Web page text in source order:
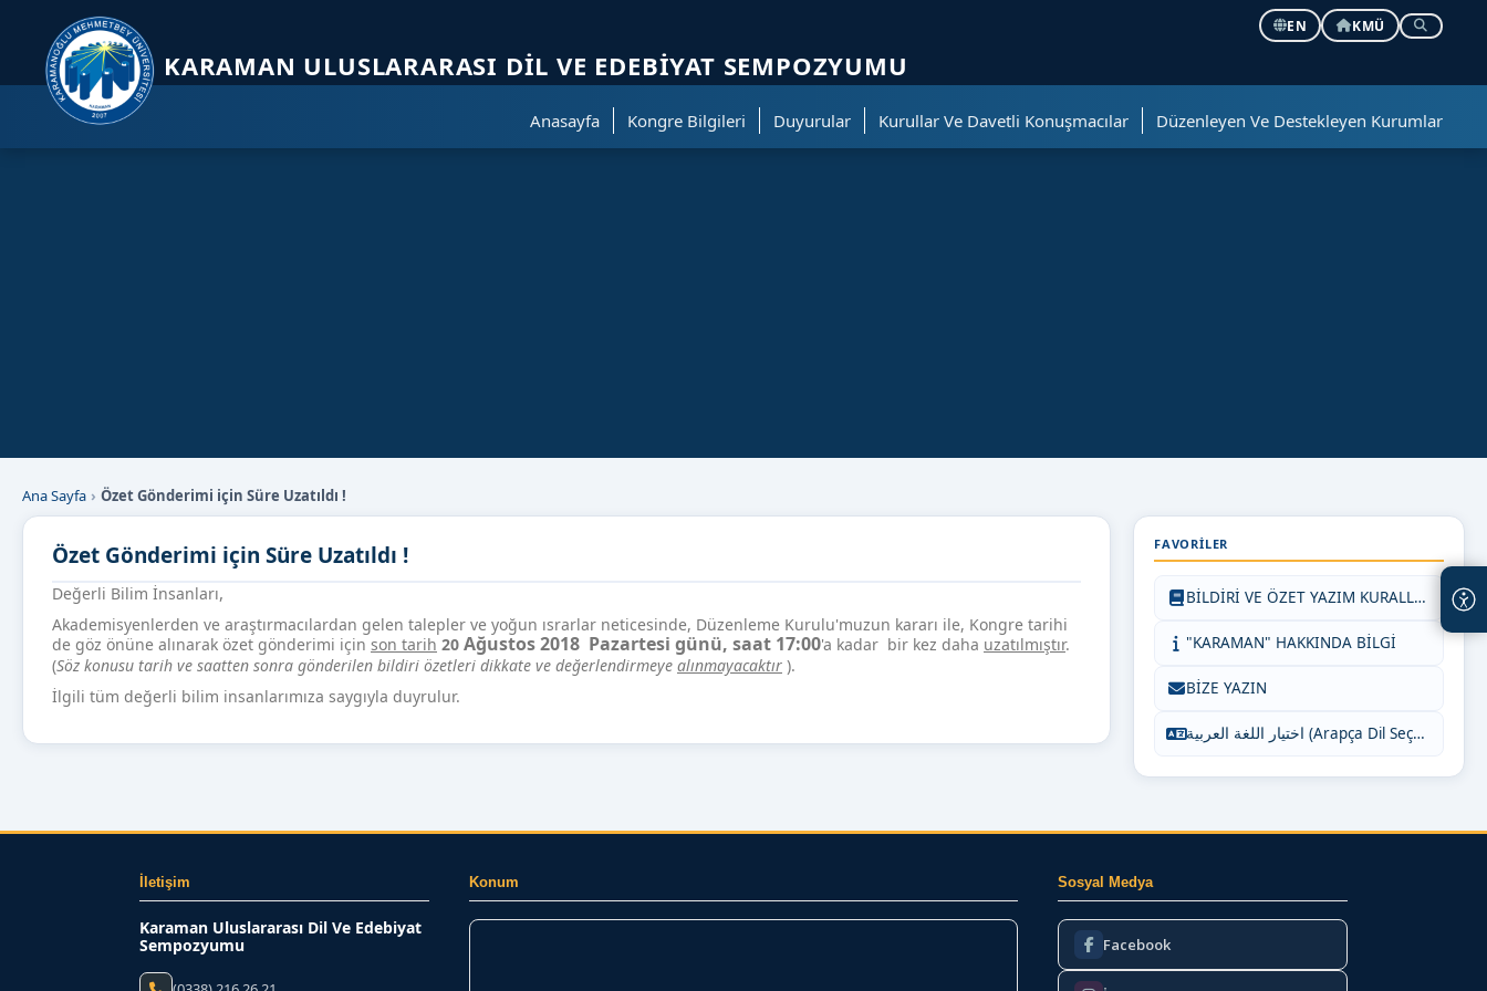
EN
KMÜ
KARAMAN ULUSLARARASI DIL VE EDEBIYAT SEMPOZYUMU
Anasayfa Kongre Bilgileri Duyurular Kurullar Ve Davetli Konuşmacılar Düzenleyen Ve Destekleyen Kurumlar
Ana Sayfa Özet Gönderimi için Süre Uzatıldı !
Özet Gönderimi için Süre Uzatıldı !
Değerli Bilim İnsanları,
Akademisyenlerden ve araştırmacılardan gelen talepler ve yoğun ısrarlar neticesinde, Düzenleme Kurulu'muzun kararı ile, Kongre tarihi
de göz önüne alınarak özet gönderimi için son tarih 20 Ağustos 2018 Pazartesi günü, saat 17:00'a kadar bir kez daha uzatılmıştır.
(Söz konusu tarih ve saatten sonra gönderilen bildiri özetleri dikkate ve değerlendirmeye alınmayacaktır ).
İlgili tüm değerli bilim insanlarımıza saygıyla duyrulur.
FAVORILER
BİLDİRİ VE ÖZET YAZIM KURALLARI
"KARAMAN" HAKKINDA BİLGİ
BİZE YAZIN
اختيار اللغة العربية (Arapça Dil Seçeneği)
İletişim
Karaman Uluslararası Dil Ve Edebiyat
Sempozyumu
Konum Sosyal Medya
Facebook